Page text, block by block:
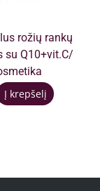
rožių rankų
su Q10+vit.C/
Į krepšelį